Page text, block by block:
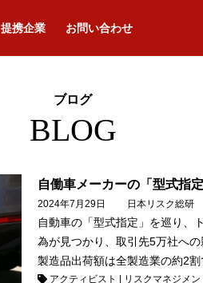
提携企業 お問い合わせ
ブログ
BLOG
自働車メーカーの「型式指
2024年7月29日 日本リスク総研
自動車の「型式指定」を巡り、
為が見つかり、取引先5万社へ
製造品出荷額は全製造業の約2割
アクティビスト リスクマネジメン